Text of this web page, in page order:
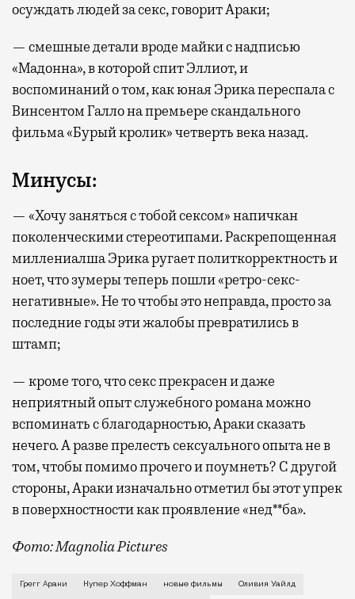
осуждать людей за секс, говорит Араки;
— смешные детали вроде майки с надписью
«Мадонна», в которой спит Эллиот, и
воспоминаний о том, как юная Эрика переспала с
Винсентом Галло на премьере скандального
фильма «Бурый кролик» четверть века назад.
Минусы:
— «Хочу заняться с тобой сексом» напичкан
поколенческими стереотипами. Раскрепощенная
миллениалша Эрика ругает политкорректность и
ноет, что зумеры теперь пошли «ретро-секс-
негативные». Не то чтобы это неправда, просто за
последние годы эти жалобы превратились в
штамп;
— кроме того, что секс прекрасен и даже
неприятный опыт служебного романа можно
вспоминать с благодарностью, Араки сказать
нечего. А разве прелесть сексуального опыта не в
том, чтобы помимо прочего и поумнеть? С другой
стороны, Араки изначально отметил бы этот упрек
в поверхностности как проявление «нед**ба».
Фото: Magnolia Pictures
В первой же сцене своего нового фильма Грегг
Грегг Араки Купер Хоффман новые фильмы Оливия Уайлд